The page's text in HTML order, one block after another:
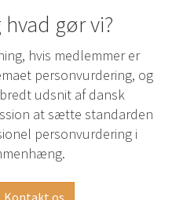
gør vi?
hvis medlemmer er
personvurdering, og
udsnit af dansk
at sætte standarden
personvurdering i
Kontakt os